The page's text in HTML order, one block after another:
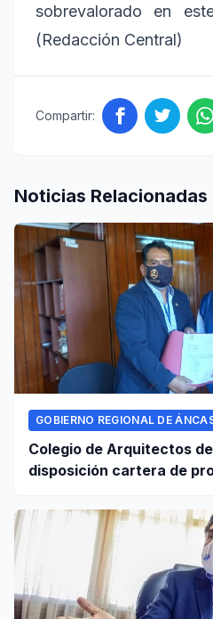
sobrevalorado en
(Redacción Central)
Compartir:
Noticias Relacionadas
GOBIERNO REGIONAL DE
Colegio de Arquitectos
disposición cartera de